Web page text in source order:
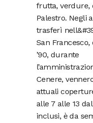
frutta, verdure,
Palestro. Negli
trasferì
San
’90, durante
Cenere,
attuali
alle 7 alle 13
inclusi, è da